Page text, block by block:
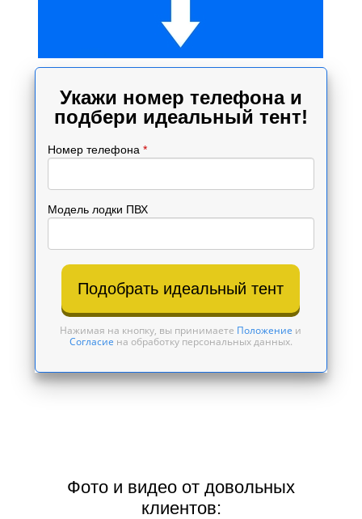
Укажи номер телефона и
подбери идеальный тент!
Номер телефона *
Модель лодки ПВХ
Подобрать идеальный тент
Нажимая на кнопку, вы принимаете Положение и
Согласие на обработку персональных данных.
Фото и видео от довольных
клиентов: